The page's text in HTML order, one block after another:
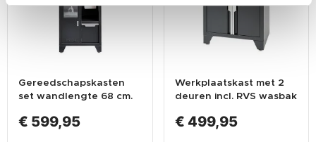
Gereedschapskasten
set wandlengte 68 cm.
metaal omkleed
€ 599,95
Werkplaatskast met 2
deuren incl. RVS wasbak
95 cm – matzwart
€ 499,95